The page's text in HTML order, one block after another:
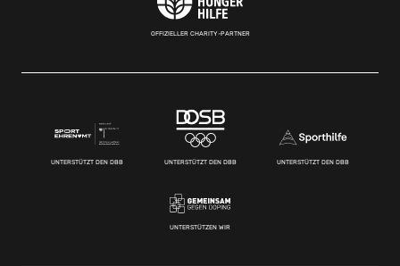
OFFIZIELLER CHARITY-PARTNER
UNTERSTÜTZT DEN DBB UNTERSTÜTZT DEN DBB UNTERSTÜTZT DEN DBB
UNTERSTÜTZEN WIR